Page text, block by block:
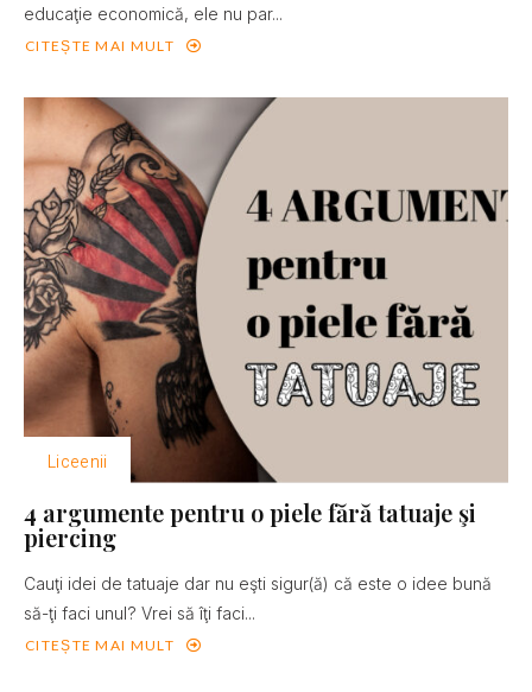
educaţie economică, ele nu par...
CITEȘTE MAI MULT
Liceenii
4 argumente pentru o piele fără tatuaje şi
piercing
Cauţi idei de tatuaje dar nu eşti sigur(ă) că este o idee bună
să-ţi faci unul? Vrei să îţi faci...
CITEȘTE MAI MULT